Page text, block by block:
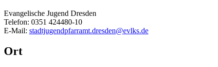
Evangelische Jugend Dresden
Telefon: 0351 424480-10
E-Mail: stadtjugendpfarramt.dresden@evlks.de
Ort